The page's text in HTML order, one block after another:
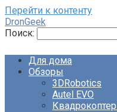
Перейти к контенту
DronGeek
Поиск:
Для дома
Обзоры
3DRobotics
Autel EVO